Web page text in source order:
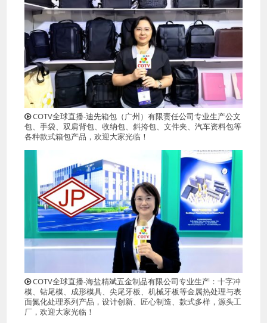
COTV全球直播-迪先箱包（广州）有限责任公司专业生产公文
包、手袋、双肩背包、收纳包、斜挎包、文件夹、汽车资料包等
各种款式箱包产品，欢迎大家光临！
COTV全球直播-海盐精斌五金制品有限公司专业生产：十字冲
模、钻尾模、成形模具、尖尾牙板、机械牙板等金属热处理与表
面氮化处理系列产品，设计创新、匠心制造、款式多样，源头工
厂，欢迎大家光临！